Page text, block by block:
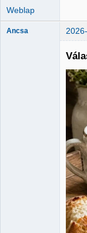
Weblap
Ancsa